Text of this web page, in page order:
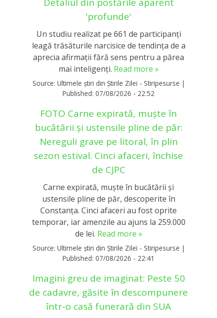
'profunde'
Un studiu realizat pe 661 de participanți
leagă trăsăturile narcisice de tendința de a
aprecia afirmații fără sens pentru a părea
mai inteligenți. Read more »
Source: Ultimele știri din Știrile Zilei - Stiripesurse |
Published: 07/08/2026 - 22:52
FOTO Carne expirată, muște în
bucătării și ustensile pline de păr:
Nereguli grave pe litoral, în plin
sezon estival. Cinci afaceri, închise
de CJPC
Carne expirată, muște în bucătării și
ustensile pline de păr, descoperite în
Constanța. Cinci afaceri au fost oprite
temporar, iar amenzile au ajuns la 259.000
de lei. Read more »
Source: Ultimele știri din Știrile Zilei - Stiripesurse |
Published: 07/08/2026 - 22:41
Imagini greu de imaginat: Peste 50
de cadavre, găsite în descompunere
într-o casă funerară din SUA